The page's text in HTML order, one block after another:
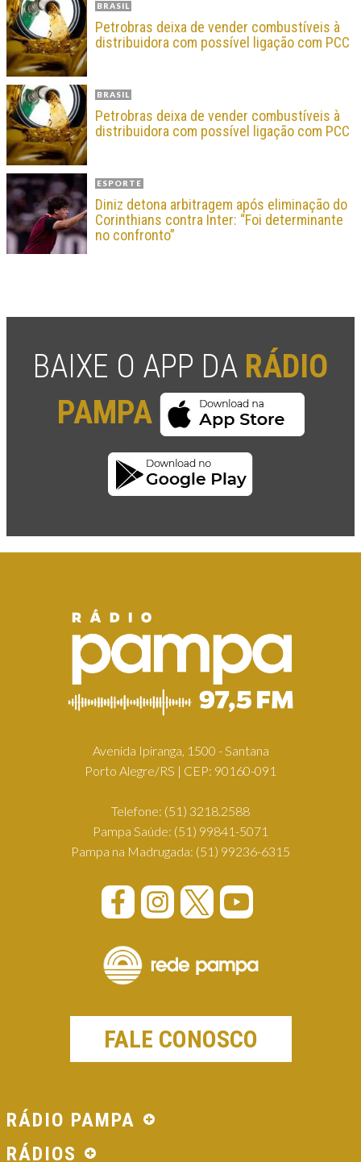
BRASIL
Petrobras deixa de vender combustíveis à
distribuidora com possível ligação com PCC
BRASIL
Petrobras deixa de vender combustíveis à
distribuidora com possível ligação com PCC
ESPORTE
Diniz detona arbitragem após eliminação do
Corinthians contra Inter: “Foi determinante
no confronto”
BAIXE O APP DA RÁDIO
PAMPA
Avenida Ipiranga, 1500 - Santana
Porto Alegre/RS | CEP: 90160-091
Telefone: (51) 3218.2588
Pampa Saúde: (51) 99841-5071
Pampa na Madrugada: (51) 99236-6315
FALE CONOSCO
RÁDIO PAMPA
RÁDIOS